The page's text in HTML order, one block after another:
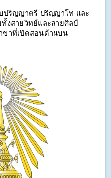
ปริญญาตรี ปริญญาโท และ
งสายวิทย์และสายศิลป์
ขาที่เปิดสอนด้านบน